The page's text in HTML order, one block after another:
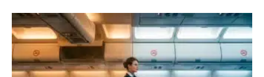
Subscribe to our daily clipping and
receive all the news of vaping and
tobacco harm reduction in your email.
SUBSCRIBIRSE